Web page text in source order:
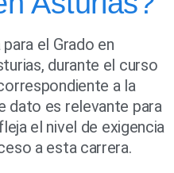
el Grado en
durante el curso
a la
dato es relevante para
el nivel de exigencia
a esta carrera.